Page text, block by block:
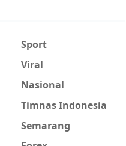
Sport
Viral
Nasional
Timnas Indonesia
Semarang